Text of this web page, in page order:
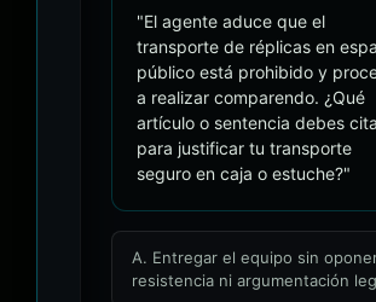
"El agente aduce que el
transporte de réplicas en
público está prohibido y
a realizar comparendo. ¿Qué
artículo o sentencia debes
para justificar tu transporte
seguro en caja o estuche?"
A. Entregar el equipo sin
resistencia ni argumentación